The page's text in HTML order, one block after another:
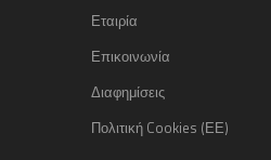
Εταιρία
Επικοινωνία
Διαφημίσεις
Πολιτική Cookies (ΕΕ)